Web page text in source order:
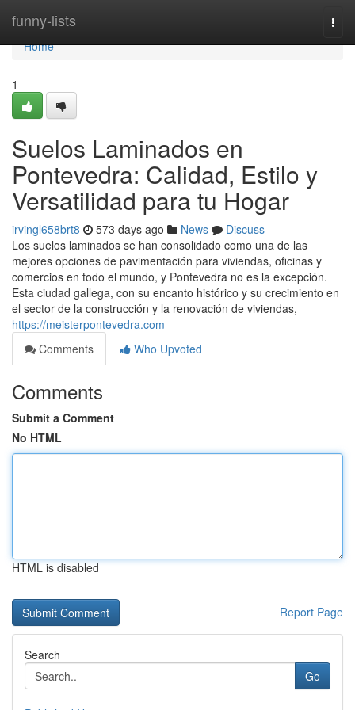
funny-lists
Home
Home
1
Suelos Laminados en
Pontevedra: Calidad, Estilo y
Versatilidad para tu Hogar
irvingl658brt8 573 days ago News
Discuss
Los suelos laminados se han consolidado como una de las
mejores opciones de pavimentación para viviendas, oficinas y
comercios en todo el mundo, y Pontevedra no es la excepción.
Esta ciudad gallega, con su encanto histórico y su crecimiento en
el sector de la construcción y la renovación de viviendas,
https://meisterpontevedra.com
Comments
Who Upvoted
Comments
Submit a Comment
No HTML
HTML is disabled
Report Page
Search
Go